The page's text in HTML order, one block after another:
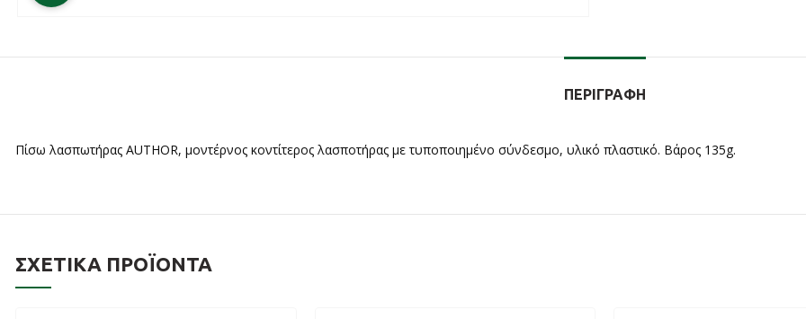
ΠΕΡΙΓΡΑΦΉ
Πίσω λασπωτήρας AUTHOR, μοντέρνος κοντίτερος λασποτήρας με τυποποιημένο σύνδεσμο, υλικό πλαστικό. Βάρος 135g.
ΣΧΕΤΙΚΆ ΠΡΟΪΌΝΤΑ